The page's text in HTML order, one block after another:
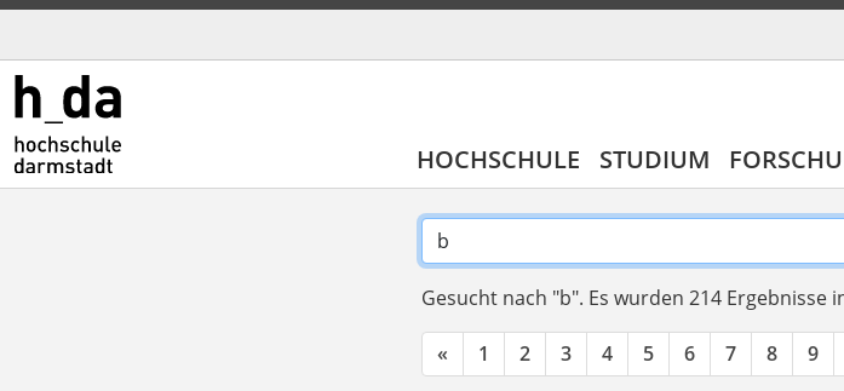
HOCHSCHULE STUDIUM
Gesucht nach "b". Es wurden 214 Ergebnisse
« 1 2 3 4 5 6 7 8 9